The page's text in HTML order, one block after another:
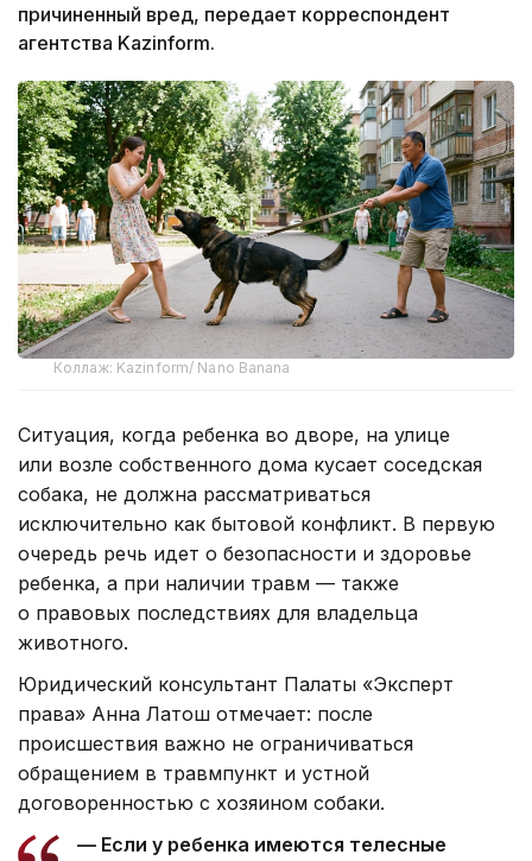
причиненный вред, передает корреспондент
агентства Kazinform.
Коллаж: Kazinform/ Nano Banana
Ситуация, когда ребенка во дворе, на улице
или возле собственного дома кусает соседская
собака, не должна рассматриваться
исключительно как бытовой конфликт. В первую
очередь речь идет о безопасности и здоровье
ребенка, а при наличии травм — также
о правовых последствиях для владельца
животного.
Юридический консультант Палаты «Эксперт
права» Анна Латош отмечает: после
происшествия важно не ограничиваться
обращением в травмпункт и устной
договоренностью с хозяином собаки.
— Если у ребенка имеются телесные